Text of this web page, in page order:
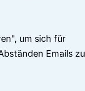
um sich für
Emails zu